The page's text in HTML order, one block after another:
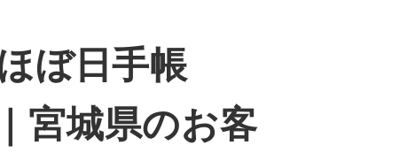
ぼ日手帳
宮城県のお客